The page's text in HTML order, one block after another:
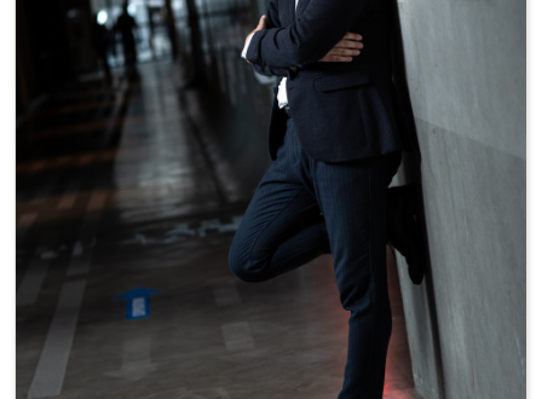
CATALOGUE
AUTEURS
LE COLLECTIF
CONTACT
PROFESSIONNELS